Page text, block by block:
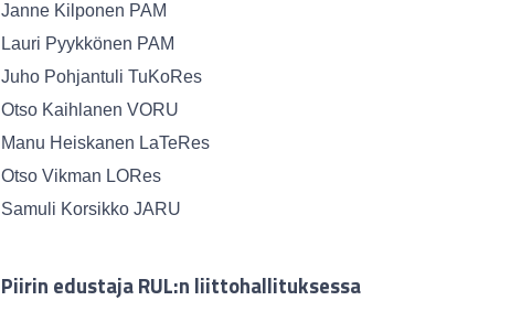
Janne Kilponen PAM
Lauri Pyykkönen PAM
Juho Pohjantuli TuKoRes
Otso Kaihlanen VORU
Manu Heiskanen LaTeRes
Otso Vikman LORes
Samuli Korsikko JARU
Piirin edustaja RUL:n liittohallituksessa